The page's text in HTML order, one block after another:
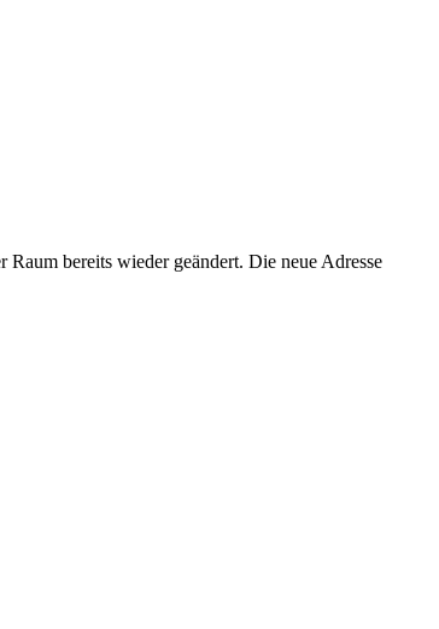
Raum bereits wieder geändert. Die neue Adresse